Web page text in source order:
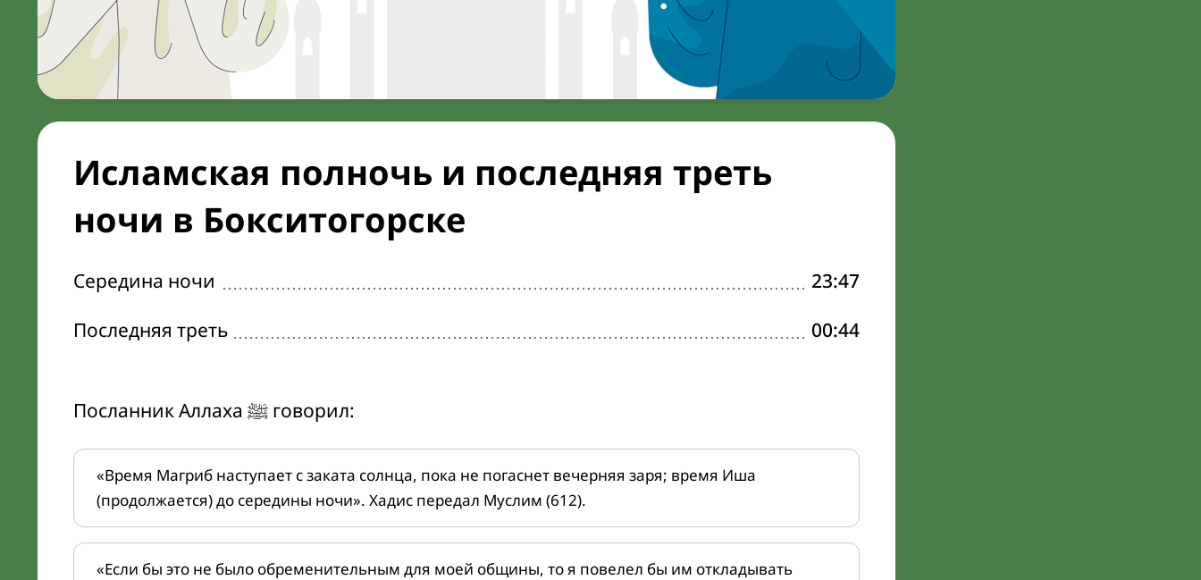
Исламская полночь и последняя треть
ночи в Бокситогорске
Середина ночи
23:47
Последняя треть
00:44
Посланник Аллаха ﷺ говорил:
«Время Магриб наступает с заката солнца, пока не погаснет вечерняя заря; время Иша
(продолжается) до середины ночи». Хадис передал Муслим (612).
«Если бы это не было обременительным для моей общины, то я повелел бы им откладывать